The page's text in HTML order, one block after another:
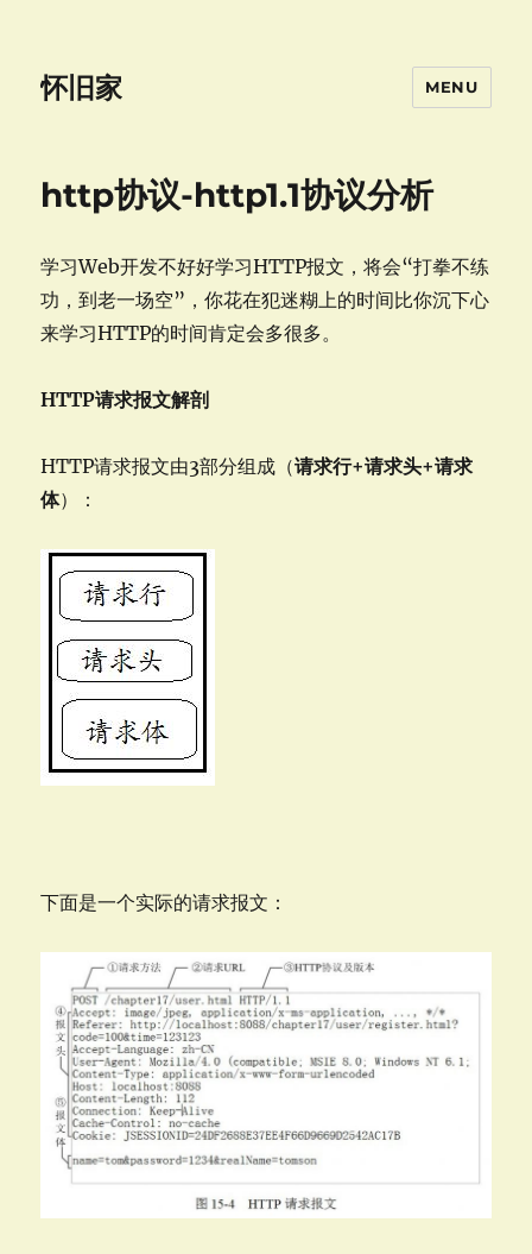
怀旧家 MENU
http协议-http1.1协议分析
学习Web开发不好好学习HTTP报文，将会“打拳不练
功，到老一场空”，你花在犯迷糊上的时间比你沉下心
来学习HTTP的时间肯定会多很多。
HTTP请求报文解剖
HTTP请求报文由3部分组成（请求行+请求头+请求
体）：
下面是一个实际的请求报文：